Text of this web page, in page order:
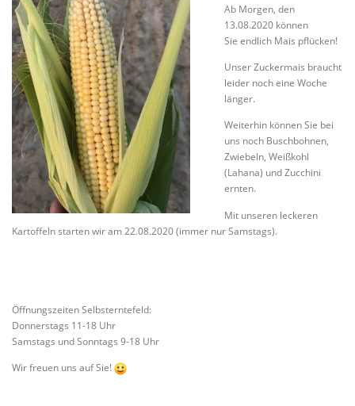
Ab Morgen, den
13.08.2020 können
Sie endlich Mais pflücken!
Unser Zuckermais braucht
leider noch eine Woche
länger.
Weiterhin können Sie bei
uns noch Buschbohnen,
Zwiebeln, Weißkohl
(Lahana) und Zucchini
ernten.
Mit unseren leckeren
Kartoffeln starten wir am 22.08.2020 (immer nur Samstags).
Öffnungszeiten Selbsterntefeld:
Donnerstags 11-18 Uhr
Samstags und Sonntags 9-18 Uhr
Wir freuen uns auf Sie!